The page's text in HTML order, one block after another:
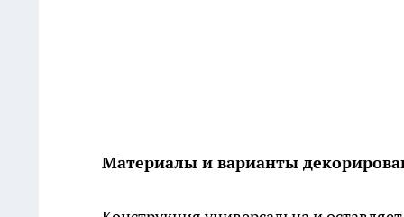
Материалы и варианты